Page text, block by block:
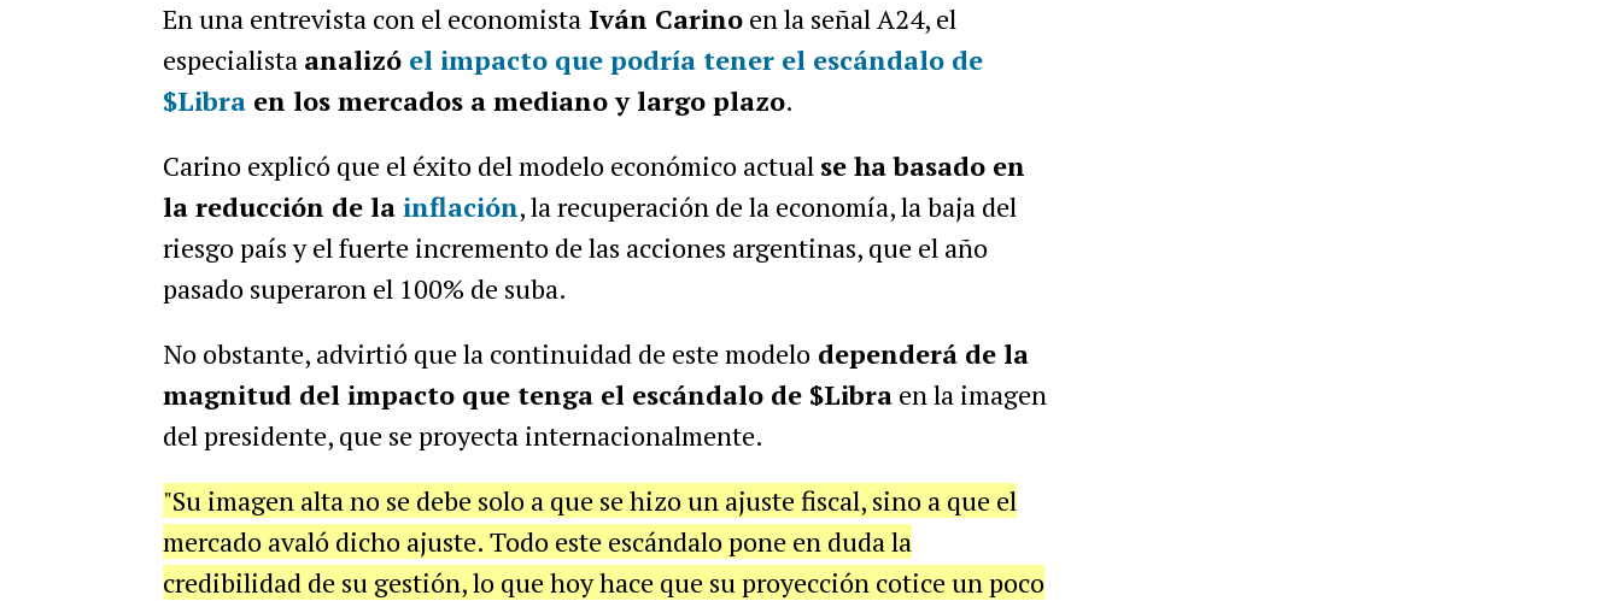
En una entrevista con el economistaIván Carinoen la señal A24, el
especialista analizó el impacto que podría tener el escándalo de
$Libraen los mercados a mediano y largo plazo.
Carino explicó que el éxito del modelo económico actual se ha basado en
la reducción de la inflación, la recuperación de la economía, la baja del
riesgo país y el fuerte incremento de las acciones argentinas, que el año
pasado superaron el 100% de suba.
No obstante, advirtió que la continuidad de este modelo dependerá de la
magnitud del impacto que tenga el escándalo de $Libraen la imagen
del presidente, que se proyecta internacionalmente.
"Su imagen alta no se debe solo a que se hizo un ajuste fiscal, sino a que el
mercado avaló dicho ajuste. Todo este escándalo pone en duda la
credibilidad de su gestión, lo que hoy hace que su proyección cotice un poco